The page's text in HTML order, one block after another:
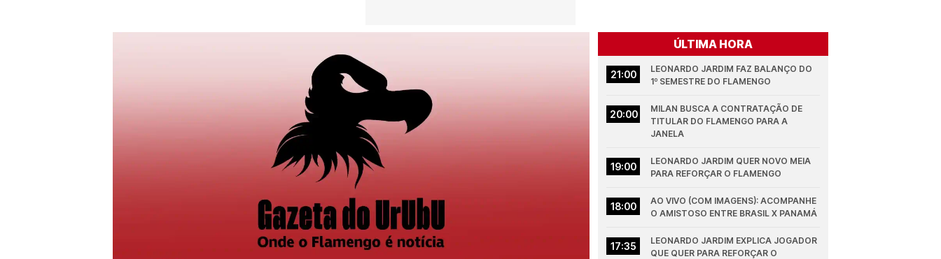
ÚLTIMA HORA
21:00
LEONARDO JARDIM FAZ BALANÇO DO
1º SEMESTRE DO FLAMENGO
20:00
MILAN BUSCA A CONTRATAÇÃO DE
TITULAR DO FLAMENGO PARA A
JANELA
19:00
LEONARDO JARDIM QUER NOVO MEIA
PARA REFORÇAR O FLAMENGO
18:00
AO VIVO (COM IMAGENS): ACOMPANHE
O AMISTOSO ENTRE BRASIL X PANAMÁ
17:35
LEONARDO JARDIM EXPLICA JOGADOR
QUE QUER PARA REFORÇAR O